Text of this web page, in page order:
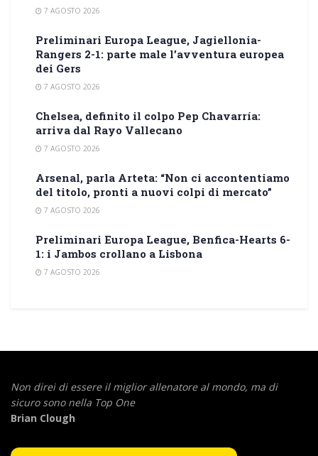
7 AGOSTO 2026
Preliminari Europa League, Jagiellonia-
Rangers 2-1: parte male l’avventura europea
dei Gers
7 AGOSTO 2026
Chelsea, definito il colpo Pep Chavarría:
arriva dal Rayo Vallecano
7 AGOSTO 2026
Arsenal, parla Arteta: “Non ci accontentiamo
del titolo, pronti a nuovi colpi di mercato”
7 AGOSTO 2026
Preliminari Europa League, Benfica-Hearts 6-
1: i Jambos crollano a Lisbona
7 AGOSTO 2026
Non direi di essere il miglior allenatore al mondo, ma di
sicuro sono nella Top One
Brian Clough